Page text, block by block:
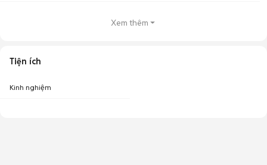
Xem thêm
Tiện ích
Kinh nghiệm